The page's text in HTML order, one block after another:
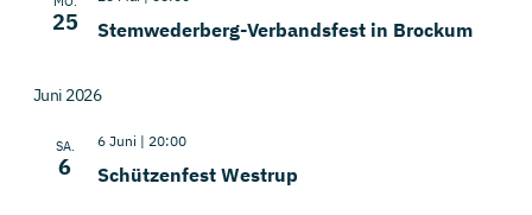
25 Stemwederberg-Verbandsfest in Brockum
Juni 2026
SA.
6 Schützenfest Westrup
6 Juni | 20:00